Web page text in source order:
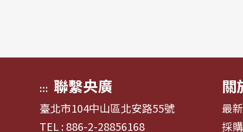
::: 聯繫央廣
臺北市104中山區北安路55號
TEL : 886-2-28856168
關
最
採